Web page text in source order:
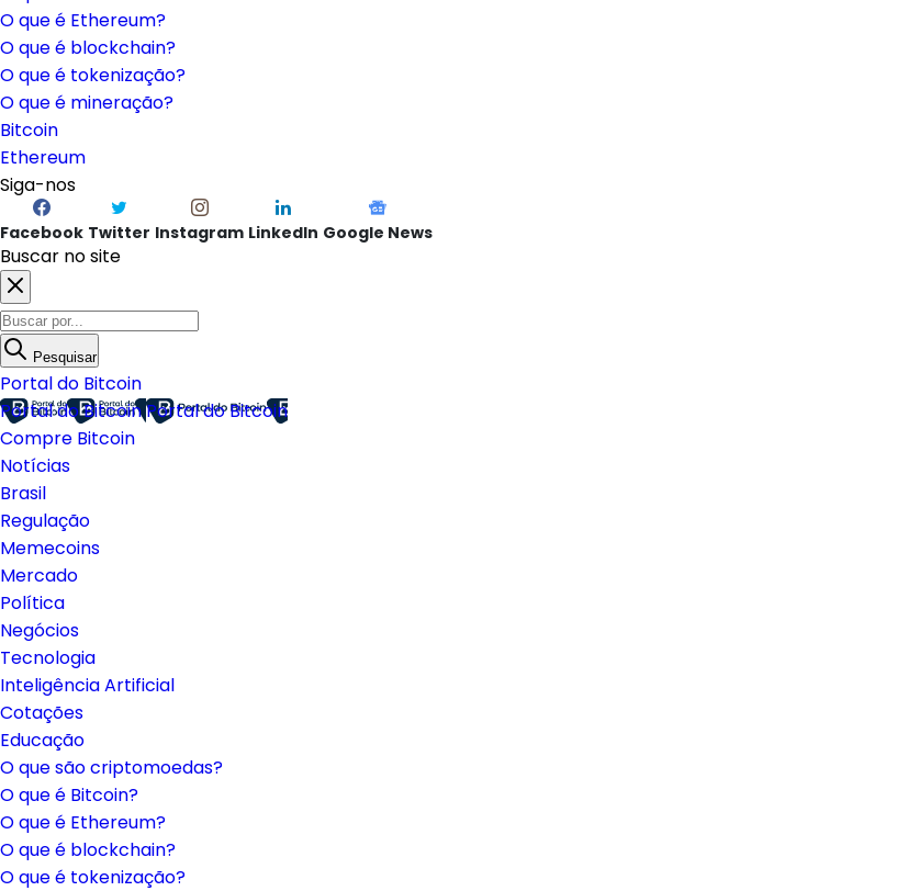
O que é Ethereum?
O que é blockchain?
O que é tokenização?
O que é mineração?
Bitcoin
Ethereum
Siga-nos
Facebook Twitter Instagram LinkedIn Google News
Buscar no site
Pesquisar
Portal do Bitcoin
Portal do BitcoinPortal do Bitcoin
Compre Bitcoin
Notícias
Brasil
Regulação
Memecoins
Mercado
Política
Negócios
Tecnologia
Inteligência Artificial
Cotações
Educação
O que são criptomoedas?
O que é Bitcoin?
O que é Ethereum?
O que é blockchain?
O que é tokenização?